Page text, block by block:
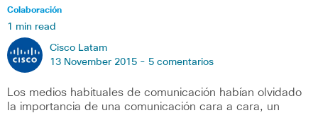
Colaboración
1 min read
Cisco Latam
13 November 2015 - 5 comentarios
Los medios habituales de comunicación habían olvidado
la importancia de una comunicación cara a cara, un